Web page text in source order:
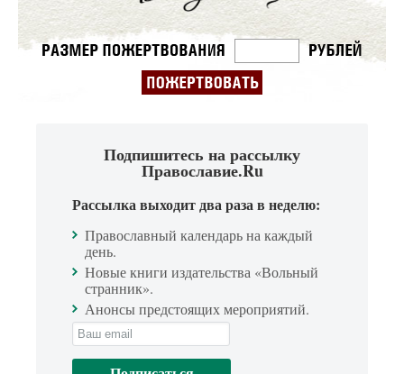
Подпишитесь на рассылку
Православие.Ru
Рассылка выходит два раза в неделю:
Православный календарь на каждый
день.
Новые книги издательства «Вольный
странник».
Анонсы предстоящих мероприятий.